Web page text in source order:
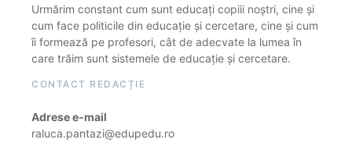
Urmărim constant cum sunt educați copiii noștri, cine și
cum face politicile din educație și cercetare, cine și cum
îi formează pe profesori, cât de adecvate la lumea în
care trăim sunt sistemele de educație și cercetare.
CONTACT REDACȚIE
Adrese e-mail
raluca.pantazi@edupedu.ro